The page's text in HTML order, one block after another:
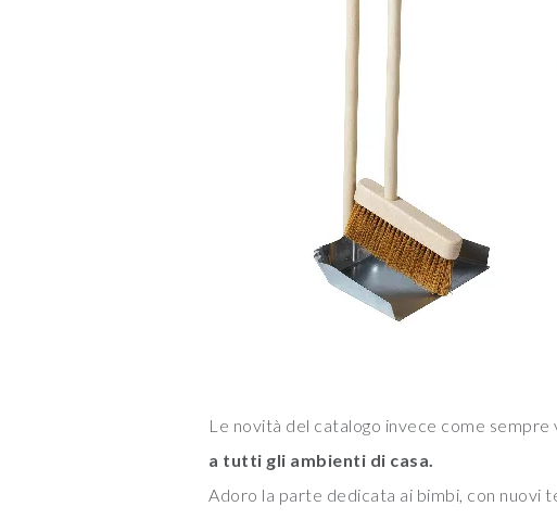
Le novità del catalogo invece come sempre
a tutti gli ambienti di casa.
Adoro la parte dedicata ai bimbi, con nuovi